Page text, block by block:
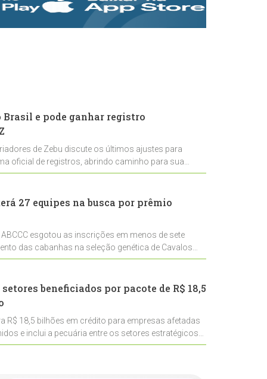
rastreabilidade e
rigor técnico para
Brasil e pode ganhar registro
de Zebu discute os últimos ajustes para
oficial de registros, abrindo caminho para sua
27 equipes na busca por prêmio
esgotou as inscrições em menos de sete
das cabanhas na seleção genética de Cavalos
beneficiados por pacote de R$ 18,5
R$ 18,5 bilhões em crédito para empresas afetadas
e inclui a pecuária entre os setores estratégicos